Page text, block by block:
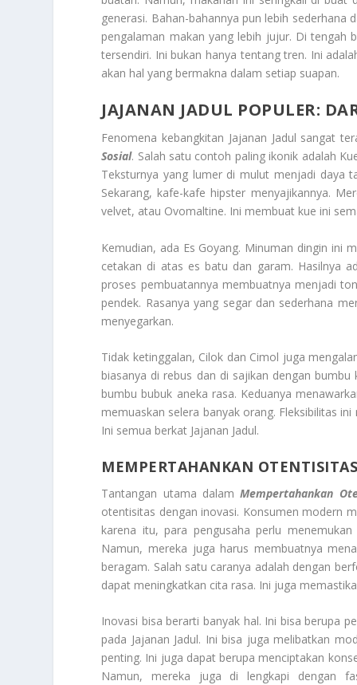
generasi. Bahan-bahannya pun lebih
pengalaman makan yang lebih jujur. Di tengah
tersendiri. Ini bukan hanya tentang tren. Ini
akan hal yang bermakna dalam setiap suapan.
JAJANAN JADUL POPULER:
Fenomena kebangkitan Jajanan Jadul sangat
Sosial. Salah satu contoh paling ikonik adalah
Teksturnya yang lumer di mulut menjadi daya
Sekarang, kafe-kafe hipster menyajikannya.
velvet, atau Ovomaltine. Ini membuat kue ini
Kemudian, ada Es Goyang. Minuman dingin ini
cetakan di atas es batu dan garam. Hasilnya
proses pembuatannya membuatnya menjadi
pendek. Rasanya yang segar dan sederhana
menyegarkan.
Tidak ketinggalan, Cilok dan Cimol juga
biasanya di rebus dan di sajikan dengan
bumbu bubuk aneka rasa. Keduanya
memuaskan selera banyak orang. Fleksibilitas
Ini semua berkat Jajanan Jadul.
MEMPERTAHANKAN
Tantangan utama dalamMempertahankan
otentisitas dengan inovasi. Konsumen modern
karena itu, para pengusaha perlu
Namun, mereka juga harus membuatnya
beragam. Salah satu caranya adalah dengan
dapat meningkatkan cita rasa. Ini juga
Inovasi bisa berarti banyak hal. Ini bisa berupa
pada Jajanan Jadul. Ini bisa juga melibatkan
penting. Ini juga dapat berupa menciptakan
Namun, mereka juga di lengkapi dengan